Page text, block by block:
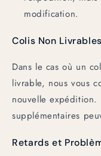
modification.
Colis Non Livrables
Dans le cas où un
livrable, nous vous
nouvelle expédition.
supplémentaires
Retards et